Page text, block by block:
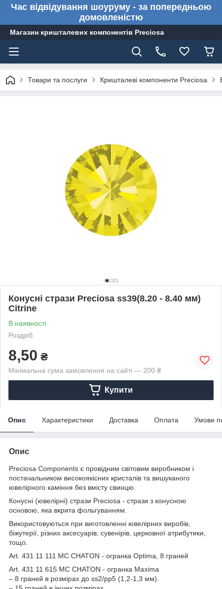
Час відвідування шоуруму - за попередньою
домовленістю
Магазин кришталевих компонентів Preciosa
Товари та послуги Кришталеві компоненти Preciosa
Конусні стрази Preciosa ss39(8.20 - 8.40 мм)
Citrine
В наявності
Роздріб
8,50 ₴
Мінімальна сума замовлення на сайті — 200 ₴
Купити
Опис Характеристики Доставка Оплата Умови
Опис
Preciosa Components є провідним світовим виробником і
постачальником високоякісних кристалів та вишуканого
ювелірного каміння без вмісту свинцю.
Конусні (ювелірні) стрази Preciosa - стрази з конусною
основою, яка вкрита фольгуванням.
Використовуються при виготовленні ювелірних виробів,
біжутерії, різних аксесуарів, сувенірів, церковної атрибутики,
тощо.
Art. 431 11 111 MC CHATON - огранка Optima, 8 граней
Art. 431 11 615 MC CHATON - огранка Maxima
– 8 граней в розмірах до ss2/pp5 (1,2-1,3 мм).